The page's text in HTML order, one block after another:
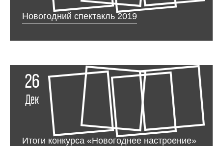
Новогодний спектакль 2019
26
Дек
Итоги конкурса «Новогоднее настроение»